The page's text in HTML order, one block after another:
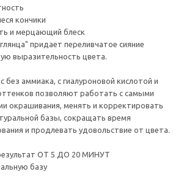
кончики
и мерцающий блеск
придает переливчатое сияние
выразительность цвета.
без аммиака, с гиалуроновой кислотой и
позволяют работать с самыми
окрашивания, менять и корректировать
базы, сокращать время
и продлевать удовольствие от цвета.
ОТ 5 ДО 20 МИНУТ
базу